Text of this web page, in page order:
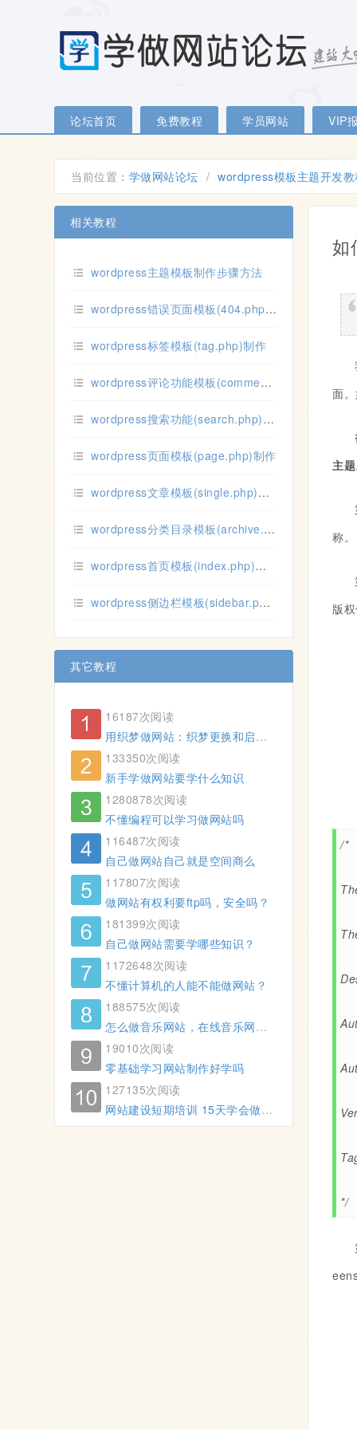
论坛首页 免费教程 学员网站 VIP
当前位置： 学做网站论坛 / wordpress模板主题开发
如
面
主题
称。
版
/*
*/
相关教程
wordpress主题模板制作步骤方法
wordpress错误页面模板(404.php)制作
wordpress标签模板(tag.php)制作
wordpress评论功能模板(comment.php)制作
wordpress搜索功能(search.php)模板制作
wordpress页面模板(page.php)制作
wordpress文章模板(single.php)制作
wordpress分类目录模板(archive.php)制作
wordpress首页模板(index.php)制作
wordpress侧边栏模板(sidebar.php)制作
其它教程
16187次阅读
用织梦做网站：织梦更换和启用网站模板
133350次阅读
新手学做网站要学什么知识
1280878次阅读
不懂编程可以学习做网站吗
116487次阅读
自己做网站自己就是空间商么
117807次阅读
做网站有权利要ftp吗，安全吗？
181399次阅读
自己做网站需要学哪些知识？
1172648次阅读
不懂计算机的人能不能做网站？
188575次阅读
怎么做音乐网站，在线音乐网站制作方法
19010次阅读
零基础学习网站制作好学吗
127135次阅读
网站建设短期培训 15天学会做网站